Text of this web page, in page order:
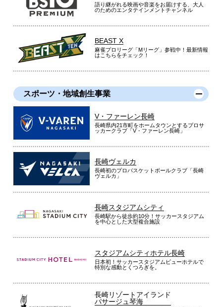
語り継がれる映画や音楽をお届けする、大人
のためのエンタテインメントチャンネル
BEAST X
麻雀プロリーグ「Mリーグ」参戦中！最新情報
はこちらをチェック！
スポーツ・地域創生事業
V・ファーレン長崎
長崎県内21市町をホームタウンとするプロサ
ッカークラブ「V・ファーレン長崎」
長崎ヴェルカ
長崎初のプロバスケットボールクラブ「長崎
ヴェルカ」
長崎スタジアムシティ
長崎駅から徒歩約10分！サッカースタジアム
を中心とした大型複合施設
スタジアムシティホテル長崎
日本初！サッカースタジアムビューホテルで
特別な感動とくつろぎを。
長崎リゾートアイランド
パサージュ琴海